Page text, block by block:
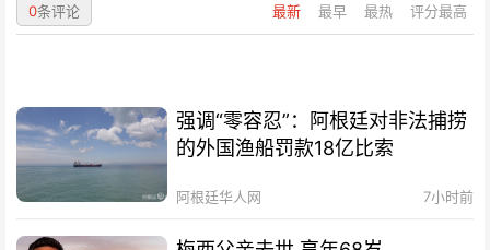
最新 最早 最热 评分最高
0条评论
强调“零容忍”：阿根廷对非法捕捞
的外国渔船罚款18亿比索
阿根廷华人网 7小时前